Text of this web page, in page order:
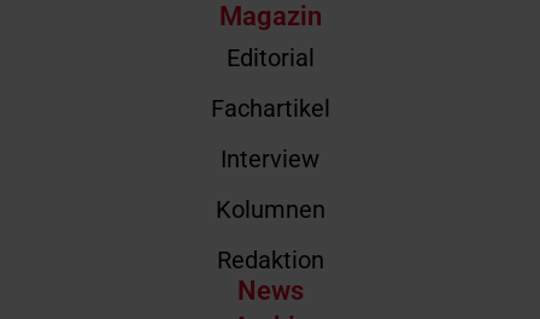
Magazin
Editorial
Fachartikel
Interview
Kolumnen
Redaktion
News